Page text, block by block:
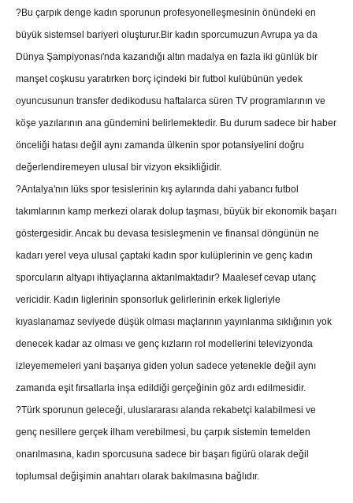
?Bu çarpık denge kadın sporunun profesyonelleşmesinin önündeki en
büyük sistemsel bariyeri oluşturur.Bir kadın sporcumuzun Avrupa ya da
Dünya Şampiyonası'nda kazandığı altın madalya en fazla iki günlük bir
manşet coşkusu yaratırken borç içindeki bir futbol kulübünün yedek
oyuncusunun transfer dedikodusu haftalarca süren TV programlarının ve
köşe yazılarının ana gündemini belirlemektedir. Bu durum sadece bir haber
önceliği hatası değil aynı zamanda ülkenin spor potansiyelini doğru
değerlendiremeyen ulusal bir vizyon eksikliğidir.
?Antalya'nın lüks spor tesislerinin kış aylarında dahi yabancı futbol
takımlarının kamp merkezi olarak dolup taşması, büyük bir ekonomik başarı
göstergesidir. Ancak bu devasa tesisleşmenin ve finansal döngünün ne
kadarı yerel veya ulusal çaptaki kadın spor kulüplerinin ve genç kadın
sporcuların altyapı ihtiyaçlarına aktarılmaktadır? Maalesef cevap utanç
vericidir. Kadın liglerinin sponsorluk gelirlerinin erkek ligleriyle
kıyaslanamaz seviyede düşük olması maçlarının yayınlanma sıklığının yok
denecek kadar az olması ve genç kızların rol modellerini televizyonda
izleyememeleri yani başarıya giden yolun sadece yetenekle değil aynı
zamanda eşit fırsatlarla inşa edildiği gerçeğinin göz ardı edilmesidir.
?Türk sporunun geleceği, uluslararası alanda rekabetçi kalabilmesi ve
genç nesillere gerçek ilham verebilmesi, bu çarpık sistemin temelden
onarılmasına, kadın sporcusuna sadece bir başarı figürü olarak değil
toplumsal değişimin anahtarı olarak bakılmasına bağlıdır.